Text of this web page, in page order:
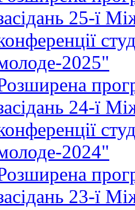
25-ї
2025"
24-ї
2024"
23-ї